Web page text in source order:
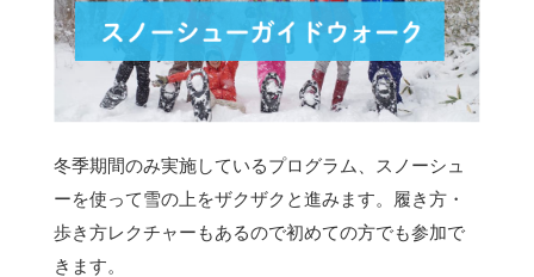
冬季期間のみ実施しているプログラム、スノーシュ
ーを使って雪の上をザクザクと進みます。
履き方・
歩き方レクチャーもあるので初めての方でも参加で
きます。